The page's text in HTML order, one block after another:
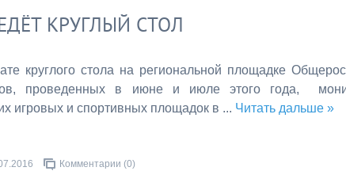
КРУГЛЫЙ СТОЛ
круглого стола на региональной площадке
проведенных в июне и июле этого года,
игровых и спортивных площадок в ... Читать дальше »
Комментарии (0)